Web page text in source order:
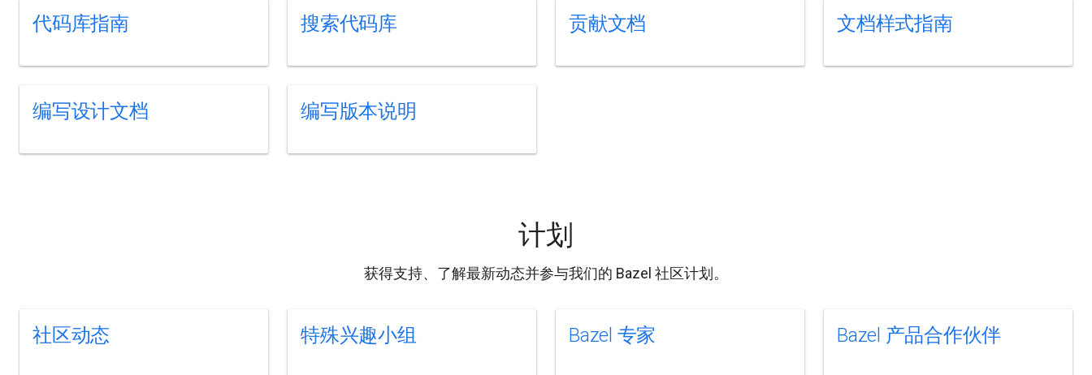
代码库指南 搜索代码库 贡献文档 文档样式指南
编写设计文档 编写版本说明
计划
获得支持、了解最新动态并参与我们的 Bazel 社区计划。
社区动态 特殊兴趣小组 Bazel 专家 Bazel 产品合作伙伴